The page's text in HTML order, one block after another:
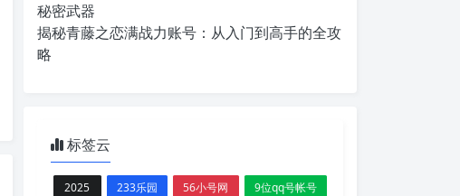
秘密武器
揭秘青藤之恋满战力账号：从入门到高手的全攻
略
标签云
2025 233乐园 56小号网
9位qq号帐号